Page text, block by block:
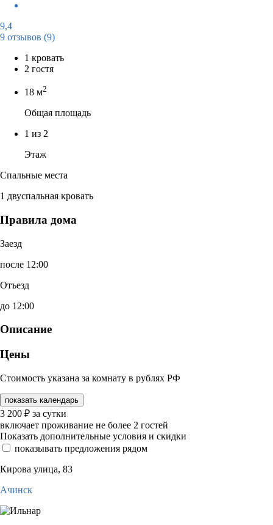
9,4
9 отзывов (9)
1 кровать
2 гостя
18 м2
Общая площадь
1 из 2
Этаж
Спальные места
1 двуспальная кровать
Правила дома
Заезд
после 12:00
Отъезд
до 12:00
Описание
Цены
Стоимость указана за комнату в рублях РФ
показать календарь
3 200 ₽ за сутки
включает проживание не более 2 гостей
Показать дополнительные условия и скидки
показывать предложения рядом
Кирова улица, 83
Ачинск